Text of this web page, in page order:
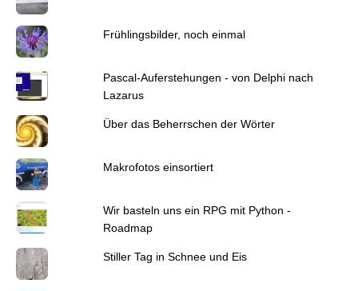
Frühlingsbilder, noch einmal
Pascal-Auferstehungen - von Delphi nach
Lazarus
Über das Beherrschen der Wörter
Makrofotos einsortiert
Wir basteln uns ein RPG mit Python -
Roadmap
Stiller Tag in Schnee und Eis